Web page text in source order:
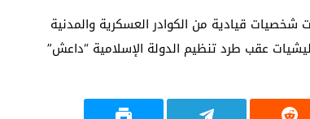
قيادية من الكوادر العسكرية والمدنية
عقب طرد تنظيم الدولة الإسلامية “داعش”